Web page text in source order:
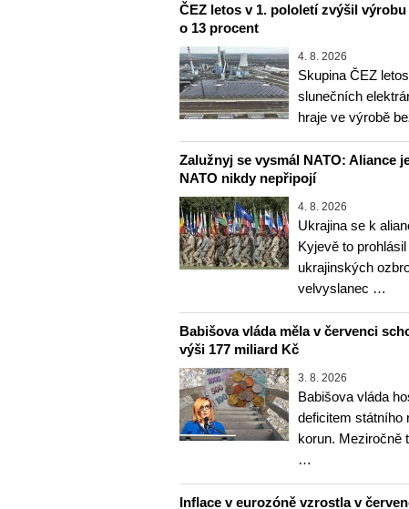
ČEZ letos v 1. pololetí zvýšil
o 13 procent
4. 8. 2026
Skupina ČEZ
slunečních
hraje ve výrobě
Zalužnyj se vysmál NATO: Aliance
NATO nikdy nepřipojí
4. 8. 2026
Ukrajina se k
Kyjevě to
ukrajinských
velvyslanec …
Babišova vláda měla v červenci
výši 177 miliard Kč
3. 8. 2026
Babišova vláda
deficitem státního
korun. Meziročně
…
Inflace v eurozóně vzrostla v